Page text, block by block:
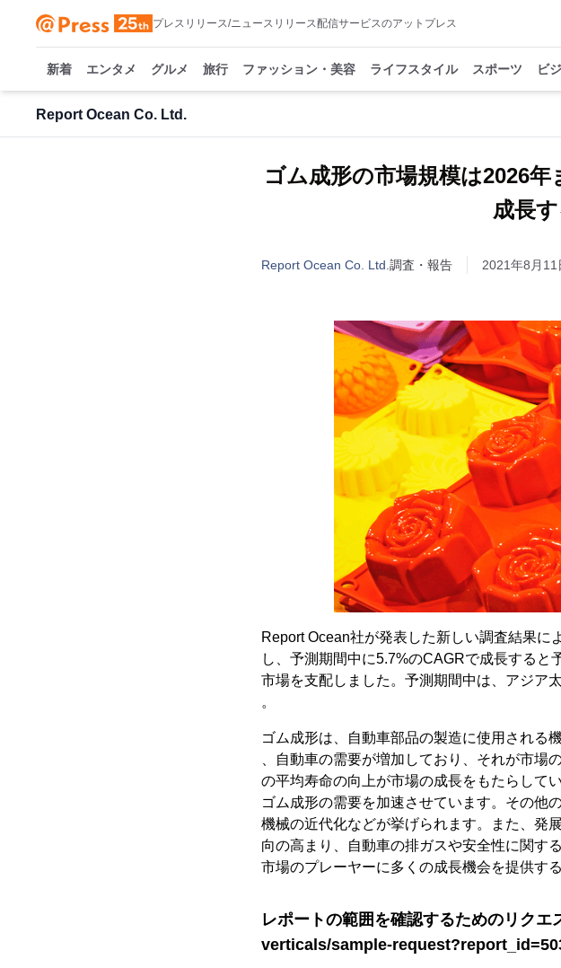
プレスリリース/ニュースリリース配信サービスのアットプレス
新着 エンタメ グルメ 旅行 ファッション・美容 ライフスタイル スポーツ ビ
Report Ocean Co. Ltd.
ゴム成形の市場規模は2026
成長
Report Ocean Co. Ltd. 調査・報告 2021年8月11
Report Ocean社が発表した新しい調査結果
し、予測期間中に5.7%のCAGRで成長する
市場を支配しました。予測期間中は、アジア
。
ゴム成形は、自動車部品の製造に使用される
、自動車の需要が増加しており、それが市
の平均寿命の向上が市場の成長をもたらして
ゴム成形の需要を加速させています。その他
機械の近代化などが挙げられます。また、発
向の高まり、自動車の排ガスや安全性に関す
市場のプレーヤーに多くの成長機会を提供す
レポートの範囲を確認するためのリク
verticals/sample-